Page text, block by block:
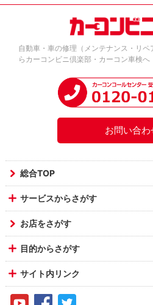
自動車・車の修理（メンテナンス・リ
らカーコンビニ倶楽部・カーコン車検へ
お問い合わ
総合TOP
サービスからさがす
お店をさがす
目的からさがす
サイト内リンク